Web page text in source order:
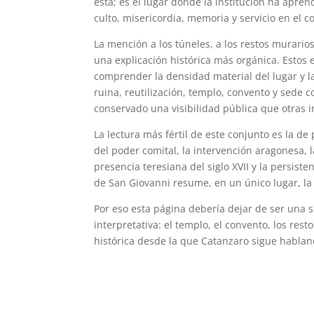
culto, misericordia, memoria y servicio en el
La mención a los túneles, a los restos
una explicación histórica más orgánica.
comprender la densidad material del lugar y
ruina, reutilización, templo, convento y sede
conservado una visibilidad pública que otras
La lectura más fértil de este conjunto es la
del poder comital, la intervención aragonesa,
presencia teresiana del siglo XVII y la
de San Giovanni resume, en un único lugar,
Por eso esta página debería dejar de ser
interpretativa: el templo, el convento, los
histórica desde la que Catanzaro sigue